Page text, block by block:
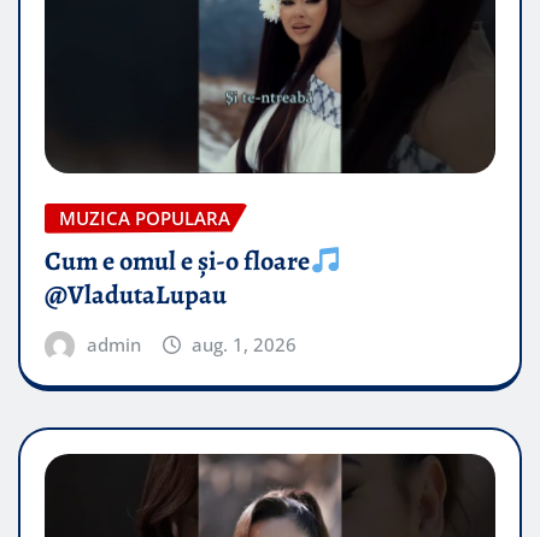
MUZICA POPULARA
Cum e omul e și-o floare
@VladutaLupau
admin aug. 1, 2026